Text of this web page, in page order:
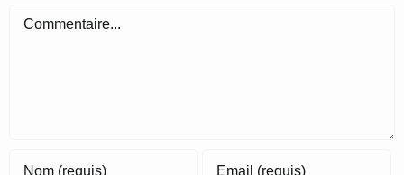
Commentaire